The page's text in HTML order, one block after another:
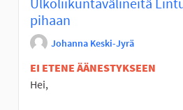
pihaan
Johanna Keski-Jyrä
EI ETENE ÄÄNESTYKSEEN
Hei,